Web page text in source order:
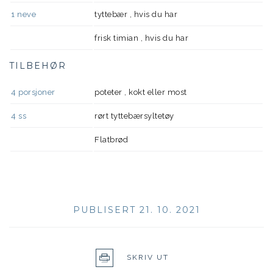
1 neve tyttebær , hvis du har
frisk timian , hvis du har
TILBEHØR
4 porsjoner poteter , kokt eller most
4 ss rørt tyttebærsyltetøy
Flatbrød
PUBLISERT 21. 10. 2021
SKRIV UT